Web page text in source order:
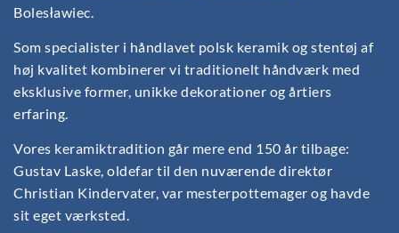
Bolesławiec.
Som specialister i håndlavet polsk keramik og stentøj af
høj kvalitet kombinerer vi traditionelt håndværk med
eksklusive former, unikke dekorationer og årtiers
erfaring.
Vores keramiktradition går mere end 150 år tilbage:
Gustav Laske, oldefar til den nuværende direktør
Christian Kindervater, var mesterpottemager og havde
sit eget værksted.